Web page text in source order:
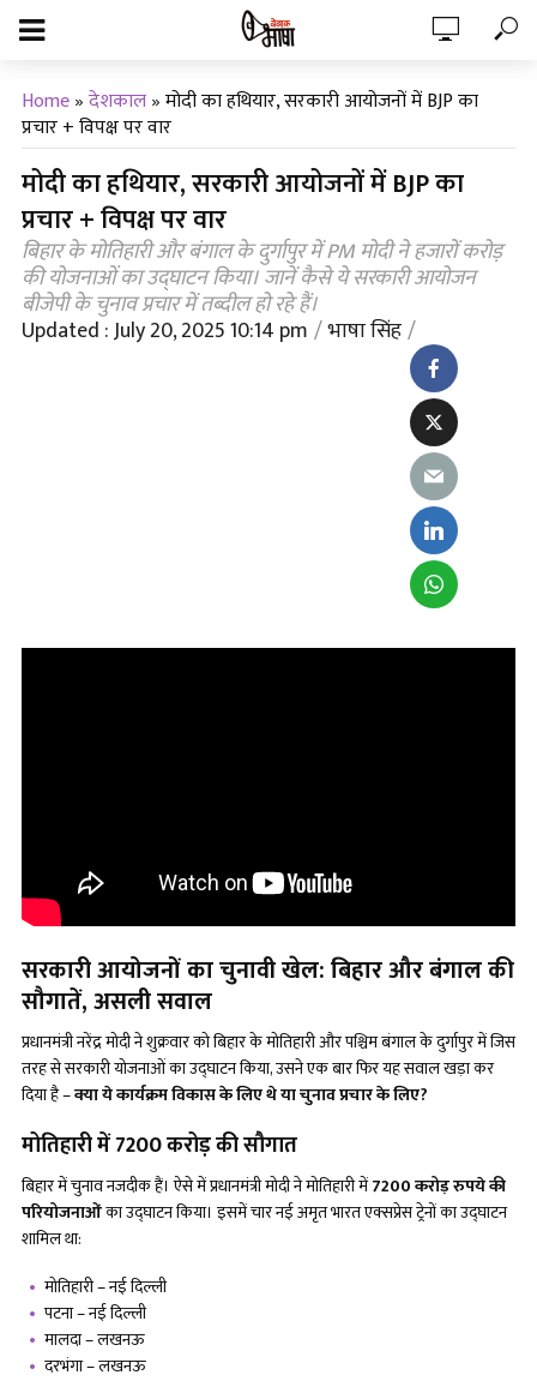
Home»देशकाल»मोदी का हथियार, सरकारी आयोजनों में BJP का
प्रचार + विपक्ष पर वार
मोदी का हथियार, सरकारी आयोजनों में BJP का
प्रचार + विपक्ष पर वार
बिहार के मोतिहारी और बंगाल के दुर्गापुर में PM मोदी ने हजारों करोड़
की योजनाओं का उद्घाटन किया। जानें कैसे ये सरकारी आयोजन
बीजेपी के चुनाव प्रचार में तब्दील हो रहे हैं।
Updated : July 20, 2025 10:14 pm भाषा सिंह
सरकारी आयोजनों का चुनावी खेल: बिहार और बंगाल की
सौगातें, असली सवाल
प्रधानमंत्री नरेंद्र मोदी ने शुक्रवार को बिहार के मोतिहारी और पश्चिम बंगाल के दुर्गापुर में जिस
तरह से सरकारी योजनाओं का उद्घाटन किया, उसने एक बार फिर यह सवाल खड़ा कर
दिया है –क्या ये कार्यक्रम विकास के लिए थे या चुनाव प्रचार के लिए?
मोतिहारी में7200 करोड़ की सौगात
बिहार में चुनाव नजदीक हैं। ऐसे में प्रधानमंत्री मोदी ने मोतिहारी में7200 करोड़ रुपये की
परियोजनाओंका उद्घाटन किया। इसमें चार नई अमृत भारत एक्सप्रेस ट्रेनों का उद्घाटन
शामिल था:
मोतिहारी – नई दिल्ली
पटना – नई दिल्ली
मालदा – लखनऊ
दरभंगा – लखनऊ